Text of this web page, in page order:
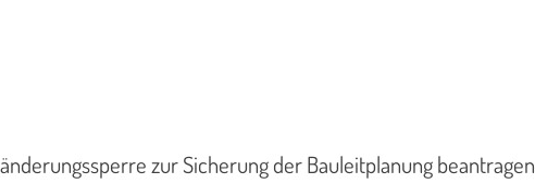
zur Sicherung der Bauleitplanung beantragen